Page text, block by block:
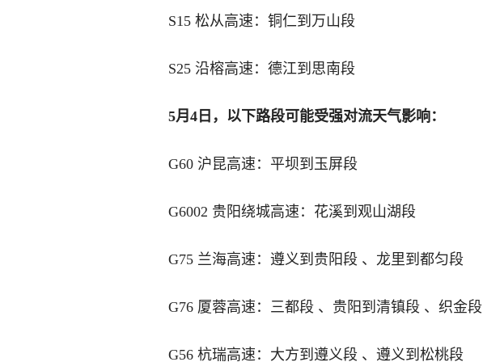
S15 松从高速：铜仁到万山段
S25 沿榕高速：德江到思南段
5月4日，以下路段可能受强对流天气影响：
G60 沪昆高速：平坝到玉屏段
G6002 贵阳绕城高速：花溪到观山湖段
G75 兰海高速：遵义到贵阳段 、龙里到都匀段
G76 厦蓉高速：三都段 、贵阳到清镇段 、织金段
G56 杭瑞高速：大方到遵义段 、遵义到松桃段